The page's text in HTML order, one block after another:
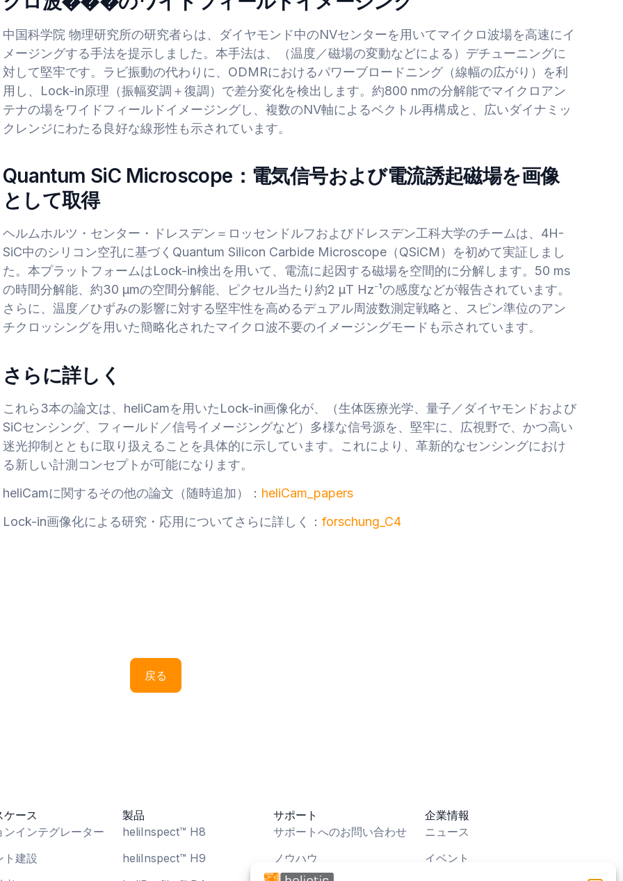
中国科学院 物理研究所の研究者らは、ダイヤモンド中のNVセンターを用いてマイクロ波場を高速にイ
メージングする手法を提示しました。本手法は、（温度／磁場の変動などによる）デチューニングに
対して堅牢です。ラビ振動の代わりに、ODMRにおけるパワーブロードニング（線幅の広がり）を利
用し、Lock-in原理（振幅変調＋復調）で差分変化を検出します。約800 nmの分解能でマイクロアン
テナの場をワイドフィールドイメージングし、複数のNV軸によるベクトル再構成と、広いダイナミッ
クレンジにわたる良好な線形性も示されています。
Quantum SiC Microscope：電気信号および電流誘起磁場を画像
として取得
ヘルムホルツ・センター・ドレスデン＝ロッセンドルフおよびドレスデン工科大学のチームは、4H-
SiC中のシリコン空孔に基づくQuantum Silicon Carbide Microscope（QSiCM）を初めて実証しまし
た。本プラットフォームはLock-in検出を用いて、電流に起因する磁場を空間的に分解します。50 ms
の時間分解能、約30 µmの空間分解能、ピクセル当たり約2 µT Hz⁻¹の感度などが報告されています。
さらに、温度／ひずみの影響に対する堅牢性を高めるデュアル周波数測定戦略と、スピン準位のアン
チクロッシングを用いた簡略化されたマイクロ波不要のイメージングモードも示されています。
さらに詳しく
これら3本の論文は、heliCamを用いたLock-in画像化が、（生体医療光学、量子／ダイヤモンドおよび
SiCセンシング、フィールド／信号イメージングなど）多様な信号源を、堅牢に、広視野で、かつ高い
迷光抑制とともに取り扱えることを具体的に示しています。これにより、革新的なセンシングにおけ
る新しい計測コンセプトが可能になります。
heliCamに関するその他の論文（随時追加）： heliCam_papers
Lock-in画像化による研究・応用についてさらに詳しく： forschung_C4
戻る
ケース
ンインテグレーター
ト建設
製品
heliInspect™ H8
heliInspect™ H9
サポート
サポートへのお問い合わせ
ノウハウ
企業情報
ニュース
イベント